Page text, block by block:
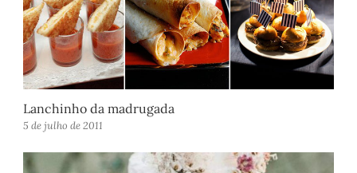
Lanchinho da madrugada
5 de julho de 2011